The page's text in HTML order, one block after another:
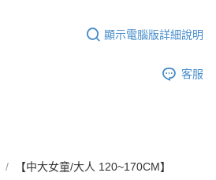
顯示電腦版詳細說明
客服
【中大女童/大人 120~170CM】